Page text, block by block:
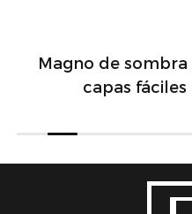
Magno de
capas